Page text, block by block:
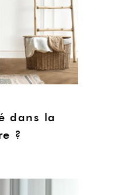
dans la
?